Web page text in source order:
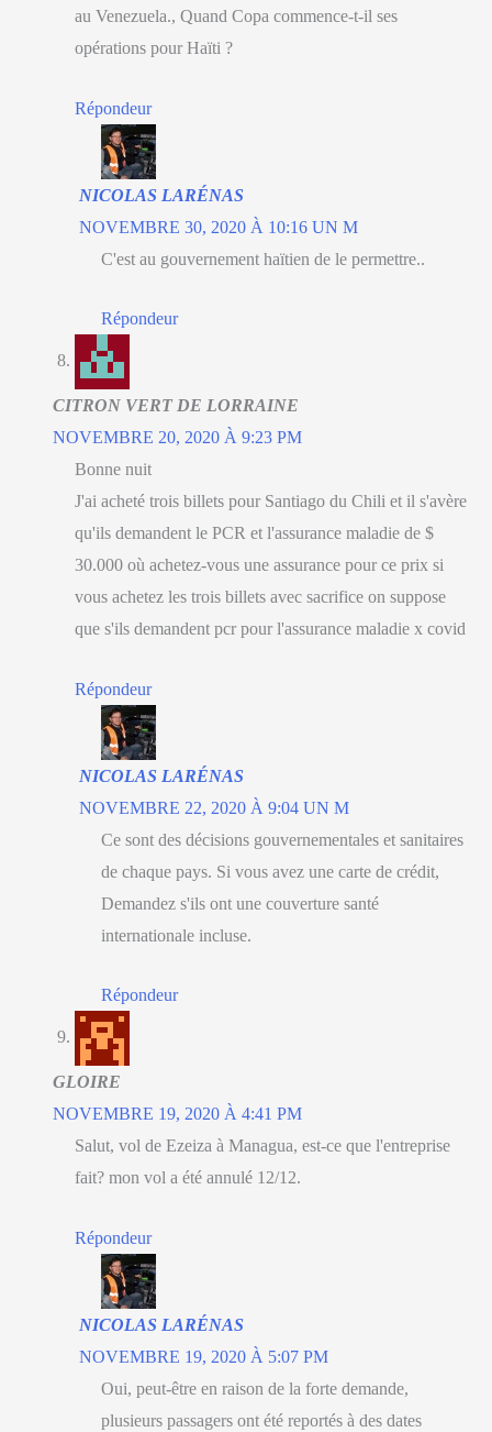
au Venezuela., Quand Copa commence-t-il ses
opérations pour Haïti ?
Répondeur
NICOLAS LARÉNAS
NOVEMBRE 30, 2020 À 10:16 UN M
C'est au gouvernement haïtien de le permettre..
Répondeur
CITRON VERT DE LORRAINE
NOVEMBRE 20, 2020 À 9:23 PM
Bonne nuit
J'ai acheté trois billets pour Santiago du Chili et il s'avère
qu'ils demandent le PCR et l'assurance maladie de $
30.000 où achetez-vous une assurance pour ce prix si
vous achetez les trois billets avec sacrifice on suppose
que s'ils demandent pcr pour l'assurance maladie x covid
Répondeur
NICOLAS LARÉNAS
NOVEMBRE 22, 2020 À 9:04 UN M
Ce sont des décisions gouvernementales et sanitaires
de chaque pays. Si vous avez une carte de crédit,
Demandez s'ils ont une couverture santé
internationale incluse.
Répondeur
GLOIRE
NOVEMBRE 19, 2020 À 4:41 PM
Salut, vol de Ezeiza à Managua, est-ce que l'entreprise
fait? mon vol a été annulé 12/12.
Répondeur
NICOLAS LARÉNAS
NOVEMBRE 19, 2020 À 5:07 PM
Oui, peut-être en raison de la forte demande,
plusieurs passagers ont été reportés à des dates